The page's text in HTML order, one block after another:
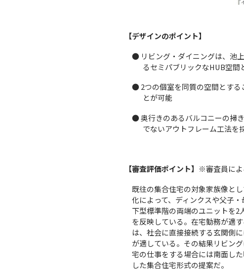
【デザインのポイント】
● リビング・ダイニングは、池
るセミパブリックなHUB空間
● 2つの個室を同質の空間とする
とが可能
● 奥行きのあるバルコニーの掃
でないアウトフレーム工法を
【審査評価ポイント】 ※審査員によ
既往の集合住宅の対象家族像と
化によって、ディンクスや父子
下型標準階の両端のユニットを
を反映している。在宅勤務が適
は、社会に直接接続する玄関側
が適している。その結果リビン
宅の仕事をする場合には南面し
した集合住宅形式の提案だ。